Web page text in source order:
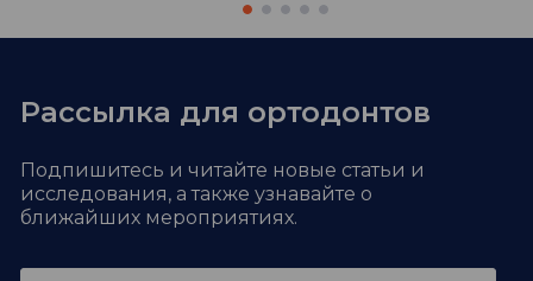
Рассылка для ортодонтов
Подпишитесь и читайте новые статьи и
исследования, а также узнавайте о
ближайших мероприятиях.